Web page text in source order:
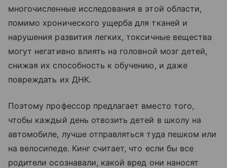
многочисленные исследования в этой области,
помимо хронического ущерба для тканей и
нарушения развития легких, токсичные вещества
могут негативно влиять на головной мозг детей,
снижая их способность к обучению, и даже
повреждать их ДНК.
Поэтому профессор предлагает вместо того,
чтобы каждый день отвозить детей в школу на
автомобиле, лучше отправляться туда пешком или
на велосипеде. Кинг считает, что если бы все
родители осознавали, какой вред они наносят